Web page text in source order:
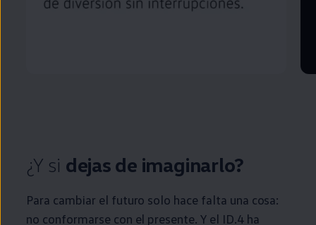
¿Y si dejas de imaginarlo?
Para cambiar el futuro solo hace falta una cosa:
no conformarse con el presente. Y el ID.4ha